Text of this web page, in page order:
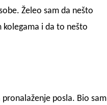
Želeo sam da nešto
kolegama i da to nešto
posla. Bio sam